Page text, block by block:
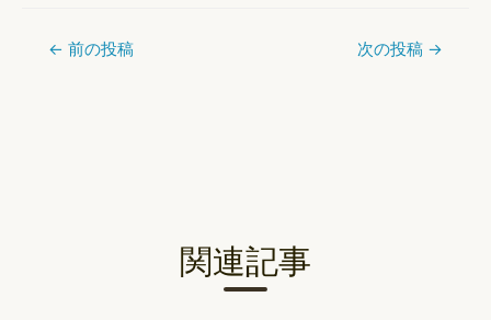
← 前の投稿 次の投稿 →
関連記事